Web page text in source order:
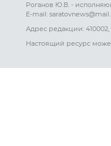
Роганов Ю.В. -
E-mail:
Адрес редакции:
Настоящий ресурс